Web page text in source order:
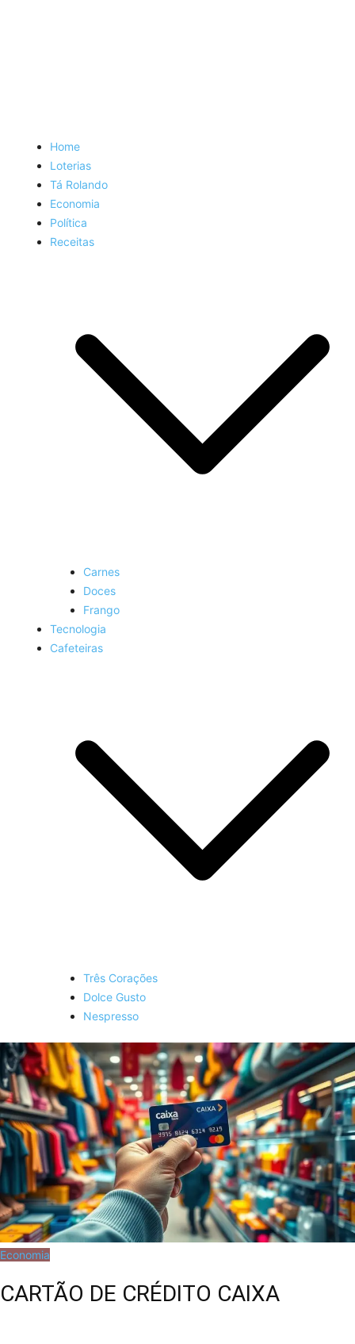
Home
Loterias
Tá Rolando
Economia
Política
Receitas
Carnes
Doces
Frango
Tecnologia
Cafeteiras
Três Corações
Dolce Gusto
Nespresso
Economia
CARTÃO DE CRÉDITO CAIXA